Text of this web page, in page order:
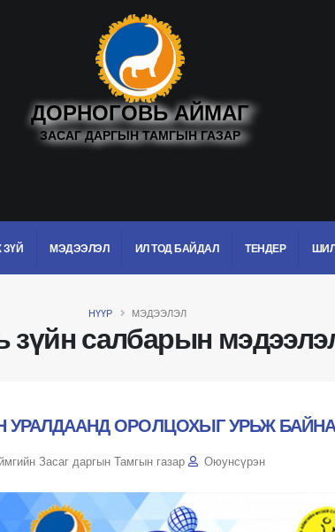
ДОРНОГОВЬ АЙМАГ
ЗАСАГ ДАРГЫН ТАМГЫН ГАЗАР
ЗҮЙ МЭДЭЭЛЭЛ ИЛ ТОД БАЙДАЛ ТЕНДЕР
зүйн салбарын
НҮҮР МЭДЭЭЛЭЛ
УРАЛДААНД ОРОЛЦОХЫГ УРЬЖ БАЙНА
Засаг даргын Тамгын газар Оюунсүрэн